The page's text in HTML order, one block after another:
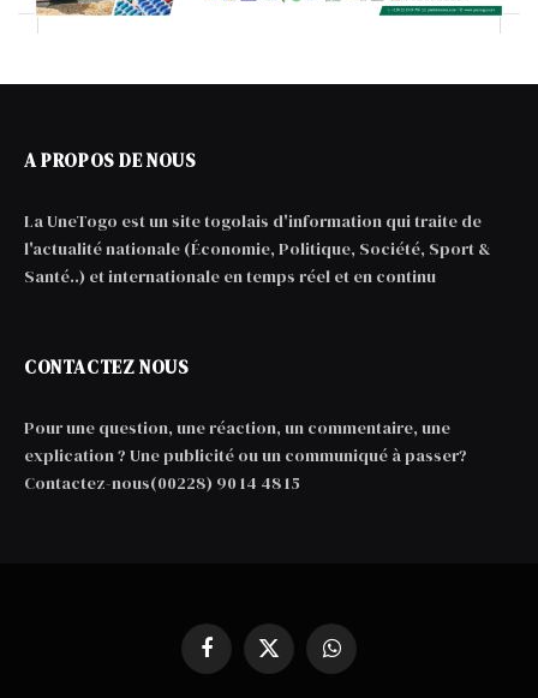
A PROPOS DE NOUS
La UneTogo est un site togolais d'information qui traite de
l'actualité nationale (Économie, Politique, Société, Sport &
Santé..) et internationale en temps réel et en continu
CONTACTEZ NOUS
Pour une question, une réaction, un commentaire, une
explication ? Une publicité ou un communiqué à passer?
Contactez-nous(00228) 90 14 48 15
Facebook
X
(Twitter)
WhatsApp